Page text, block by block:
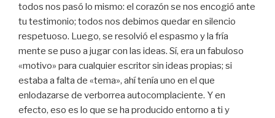
todos nos pasó lo mismo: el corazón se nos encogió ante
tu testimonio; todos nos debimos quedar en silencio
respetuoso. Luego, se resolvió el espasmo y la fría
mente se puso a jugar con las ideas. Sí, era un fabuloso
«motivo» para cualquier escritor sin ideas propias; si
estaba a falta de «tema», ahí tenía uno en el que
enlodazarse de verborrea autocomplaciente. Y en
efecto, eso es lo que se ha producido entorno a ti y